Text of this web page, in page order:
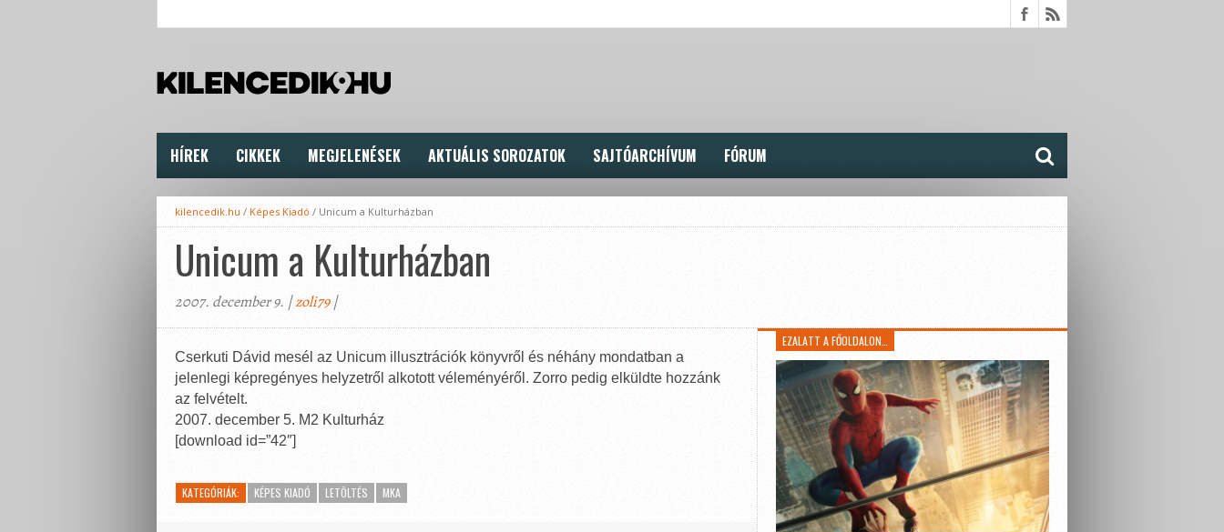
HÍREK CIKKEK MEGJELENÉSEK AKTUÁLIS SOROZATOK SAJTÓARCHÍVUM FÓRUM
kilencedik.hu / Képes Kiadó / Unicum a Kulturházban
Unicum a Kulturházban
2007. december 9. |zoli79|
Cserkuti Dávid mesél az Unicum illusztrációk könyvről és néhány mondatban a
jelenlegi képregényes helyzetről alkotott véleményéről. Zorro pedig elküldte hozzánk
az felvételt.
2007. december 5. M2 Kulturház
[download id=”42″]
KATEGÓRIÁK: KÉPES KIADÓ LETÖLTÉS MKA
EZALATT A FŐOLDALON…